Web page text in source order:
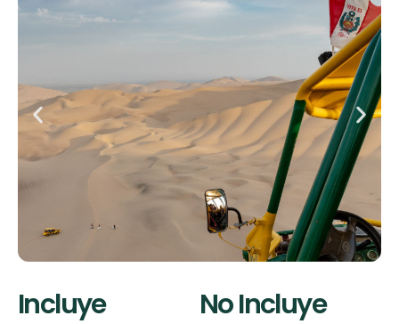
Incluye No Incluye